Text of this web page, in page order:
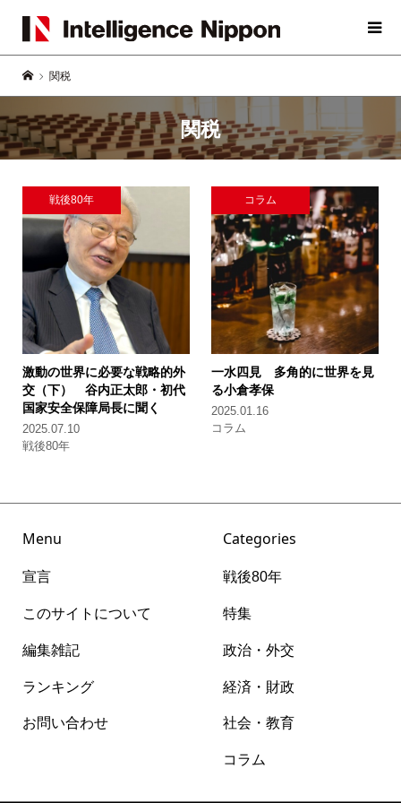
関税
関税
戦後80年
激動の世界に必要な戦略的外
交（下）
谷内正太郎・初代
国家安全保障局長に聞く
2025.07.10
戦後80年
コラム
一水四見 多角的に世界を見
る小倉孝保
2025.01.16
コラム
Menu
宣言
このサイトについて
編集雑記
ランキング
お問い合わせ
Categories
戦後80年
特集
政治・外交
経済・財政
社会・教育
コラム